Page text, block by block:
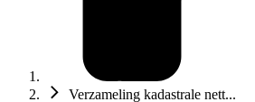
Verzameling kadastrale nett...